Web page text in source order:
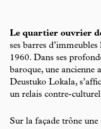
Le quartier ouvrier
ses barres d’immeubles
1960. Dans ses
baroque, une ancienne
Deustuko Lokala,
un relais contre-
Sur la façade trône